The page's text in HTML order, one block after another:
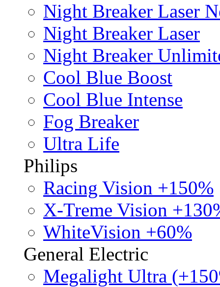
Night Breaker Laser
Night Breaker Laser
Night Breaker
Cool Blue Boost
Cool Blue Intense
Fog Breaker
Ultra Life
Philips
Racing Vision +150%
X-Treme Vision
WhiteVision +60%
General Electric
Megalight Ultra